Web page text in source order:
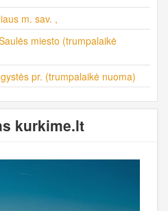
m. sav. ,
miesto (trumpalaikė
pr. (trumpalaikė nuoma)
kurkime.lt